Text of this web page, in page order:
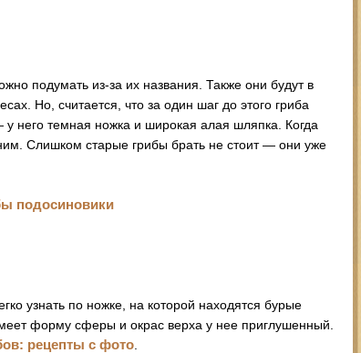
подумать из-за их названия. Также они будут в
Но, считается, что за один шаг до этого гриба
у него темная ножка и широкая алая шляпка. Когда
Слишком старые грибы брать не стоит — они уже
узнать по ножке, на которой находятся бурые
форму сферы и окрас верха у нее приглушенный.
рецепты с фото